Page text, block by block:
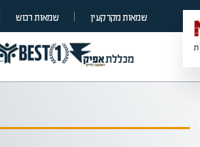
שמאות מקרקעין שמאות רכוש